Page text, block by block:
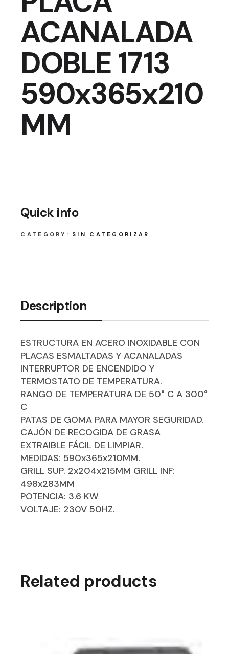
ACANALADA
DOBLE 1713
590x365x210
MM
Quick info
CATEGORY: SIN CATEGORIZAR
Description
ESTRUCTURA EN ACERO INOXIDABLE CON
PLACAS ESMALTADAS Y ACANALADAS
INTERRUPTOR DE ENCENDIDO Y
TERMOSTATO DE TEMPERATURA.
RANGO DE TEMPERATURA DE 50° C A 300°
C
PATAS DE GOMA PARA MAYOR SEGURIDAD.
CAJÓN DE RECOGIDA DE GRASA
EXTRAIBLE FÁCIL DE LIMPIAR.
MEDIDAS: 590x365x210MM.
GRILL SUP. 2x204x215MM GRILL INF:
498x283MM
POTENCIA: 3.6 KW
VOLTAJE: 230V 50HZ.
Related products